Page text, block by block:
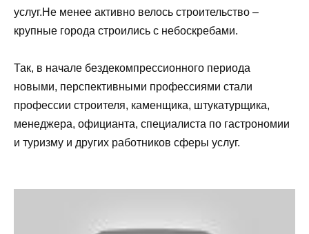
услуг.Не менее активно велось строительство –
крупные города строились с небоскребами.
Так, в начале бездекомпрессионного периода
новыми, перспективными профессиями стали
профессии строителя, каменщика, штукатурщика,
менеджера, официанта, специалиста по гастрономии
и туризму и других работников сферы услуг.